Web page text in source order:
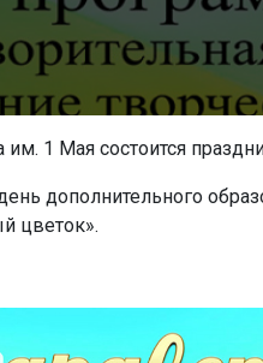
1 Мая состоится
дополнительного
цветок».